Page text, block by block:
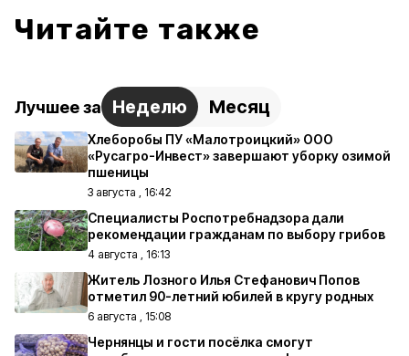
Читайте также
Лучшее за Неделю Месяц
Хлеборобы ПУ «Малотроицкий» ООО
«Русагро-Инвест» завершают уборку озимой
пшеницы
3 августа , 16:42
Специалисты Роспотребнадзора дали
рекомендации гражданам по выбору грибов
4 августа , 16:13
Житель Лозного Илья Стефанович Попов
отметил 90-летний юбилей в кругу родных
6 августа , 15:08
Чернянцы и гости посёлка смогут